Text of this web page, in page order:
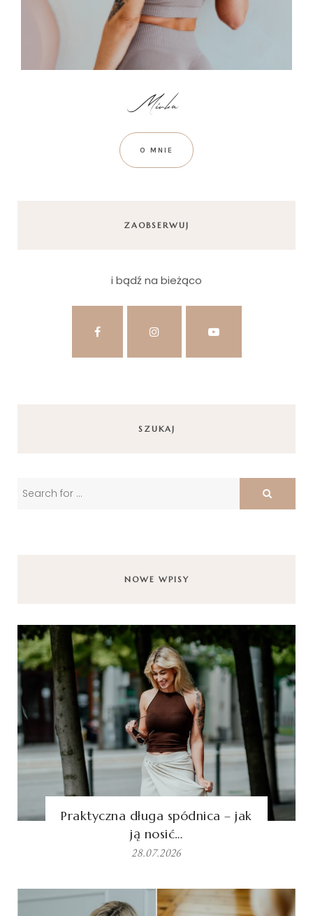
O MNIE
ZAOBSERWUJ
i bądź na bieżąco
SZUKAJ
NOWE WPISY
Praktyczna długa spódnica – jak
ją nosić…
28.07.2026